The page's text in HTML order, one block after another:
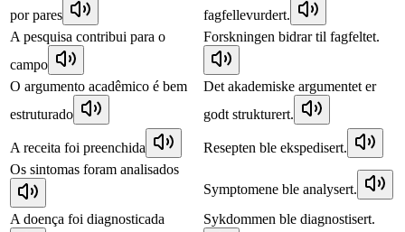
por pares
fagfellevurdert.
A pesquisa contribui para o
campo
Forskningen bidrar til fagfeltet.
O argumento acadêmico é bem
estruturado
Det akademiske argumentet er
godt strukturert.
A receita foi preenchida
Resepten ble ekspedisert.
Os sintomas foram analisados
Symptomene ble analysert.
A doença foi diagnosticada
Sykdommen ble diagnostisert.